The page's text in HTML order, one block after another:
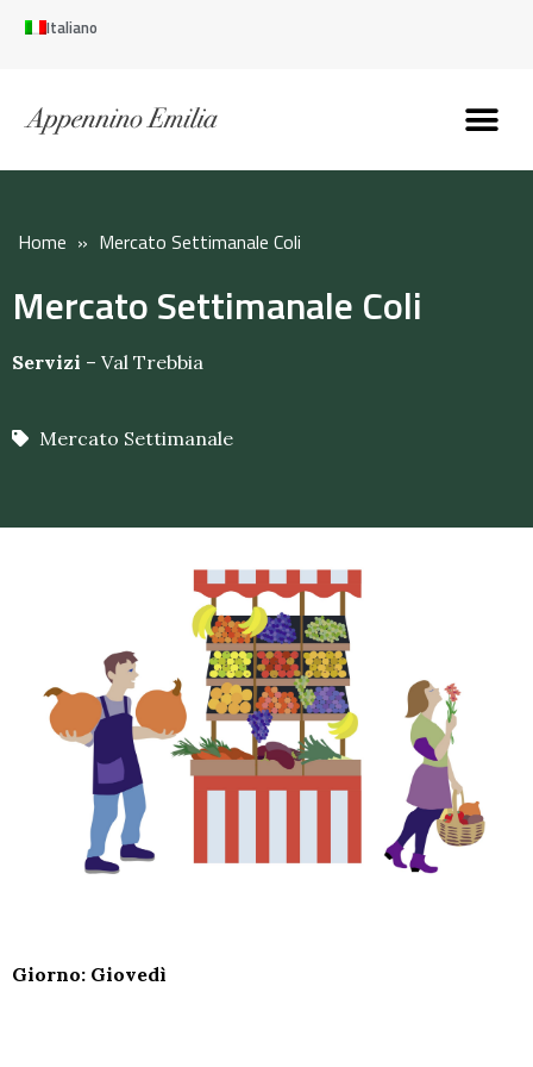
Italiano
Home » Mercato Settimanale Coli
Mercato Settimanale Coli
Servizi – Val Trebbia
Mercato Settimanale
Giorno: Giovedì